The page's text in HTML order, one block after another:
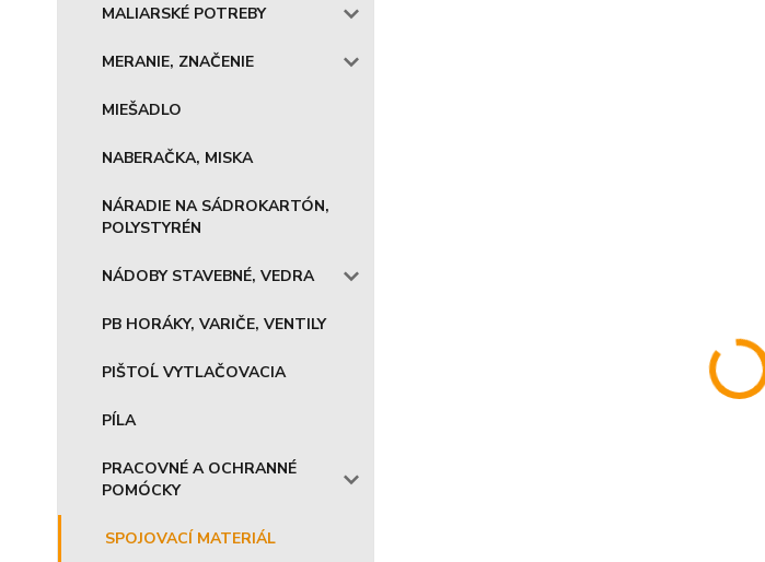
MALIARSKÉ POTREBY
MERANIE, ZNAČENIE
MIEŠADLO
NABERAČKA, MISKA
NÁRADIE NA SÁDROKARTÓN,
POLYSTYRÉN
NÁDOBY STAVEBNÉ, VEDRA
PB HORÁKY, VARIČE, VENTILY
PIŠTOĹ VYTLAČOVACIA
PÍLA
PRACOVNÉ A OCHRANNÉ
POMÓCKY
SPOJOVACÍ MATERIÁL